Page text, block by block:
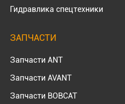
Гидравлика спецтехники
ЗАПЧАСТИ
Запчасти ANT
Запчасти AVANT
Запчасти BOBCAT